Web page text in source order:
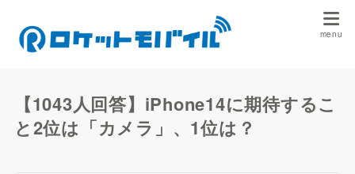
【1043人回答】iPhone14に期待するこ
と2位は「カメラ」、1位は？